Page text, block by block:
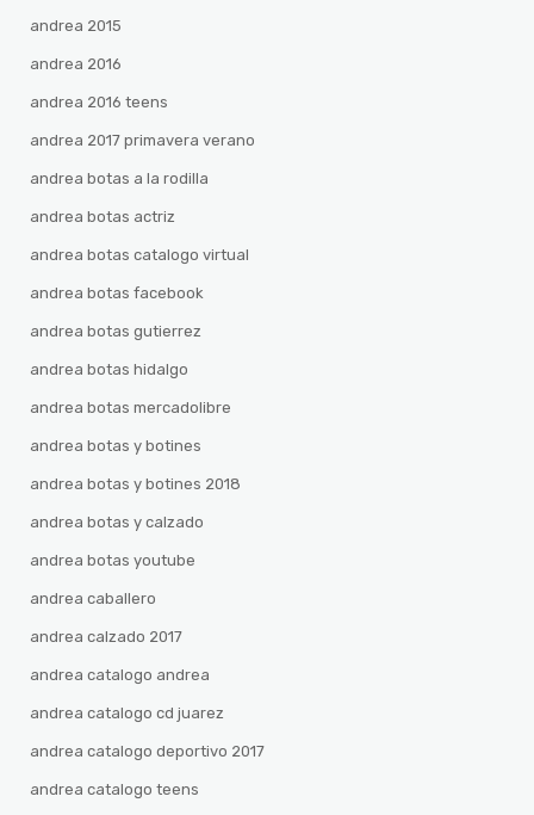
andrea 2015
andrea 2016
andrea 2016 teens
andrea 2017 primavera verano
andrea botas a la rodilla
andrea botas actriz
andrea botas catalogo virtual
andrea botas facebook
andrea botas gutierrez
andrea botas hidalgo
andrea botas mercadolibre
andrea botas y botines
andrea botas y botines 2018
andrea botas y calzado
andrea botas youtube
andrea caballero
andrea calzado 2017
andrea catalogo andrea
andrea catalogo cd juarez
andrea catalogo deportivo 2017
andrea catalogo teens